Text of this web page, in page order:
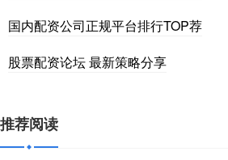
国内配资公司正规平台排行TOP荐
股票配资论坛 最新策略分享
推荐阅读